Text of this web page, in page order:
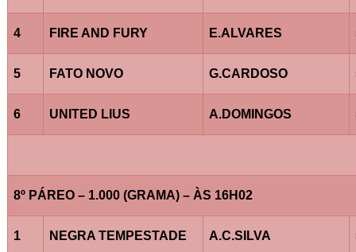
4 FIRE AND FURY E.ALVARES
5 FATO NOVO G.CARDOSO
6 UNITED LIUS A.DOMINGOS
8º PÁREO – 1.000 (GRAMA) – ÀS 16H02
1 NEGRA TEMPESTADE A.C.SILVA